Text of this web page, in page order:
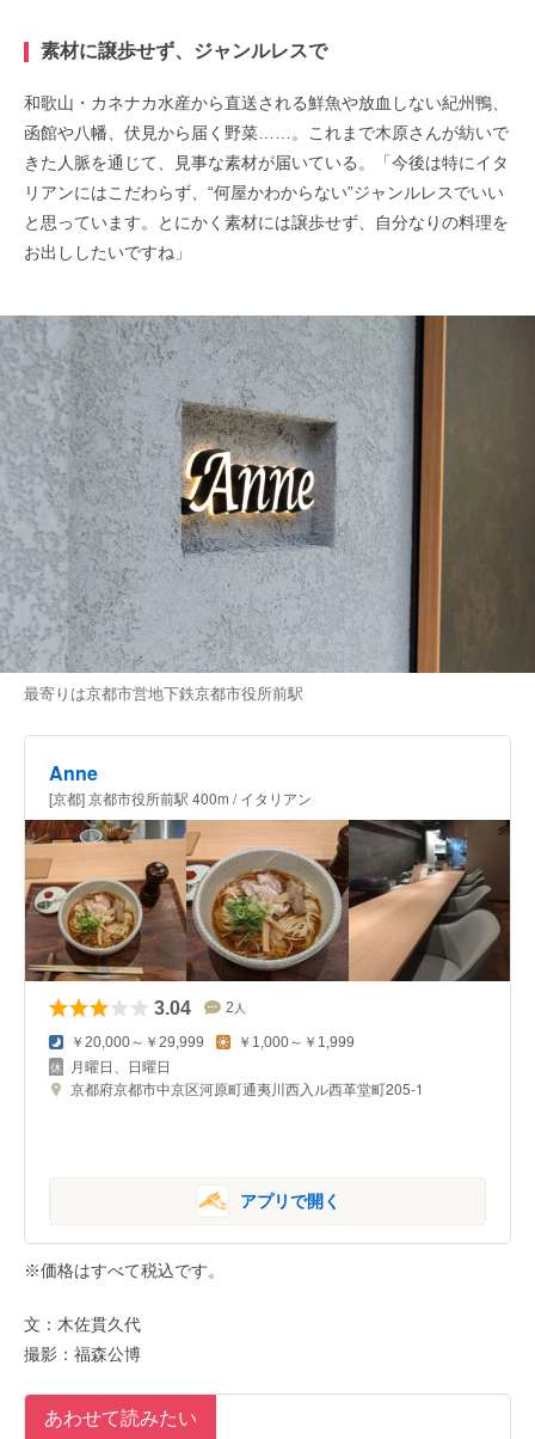
素材に譲歩せず、ジャンルレスで
和歌山・カネナカ水産から直送される鮮魚や放血しない紀州鴨、
函館や八幡、伏見から届く野菜……。これまで木原さんが紡いで
きた人脈を通じて、見事な素材が届いている。「今後は特にイタ
リアンにはこだわらず、“何屋かわからない”ジャンルレスでいい
と思っています。とにかく素材には譲歩せず、自分なりの料理を
お出ししたいですね」
最寄りは京都市営地下鉄京都市役所前駅
Anne
[京都] 京都市役所前駅 400m / イタリアン
3.04 2 人
￥20,000～￥29,999 ￥1,000～￥1,999
月曜日、日曜日
京都府京都市中京区河原町通夷川西入ル西革堂町205-1
アプリで開く
※価格はすべて税込です。
文：木佐貫久代
撮影：福森公博
あわせて読みたい